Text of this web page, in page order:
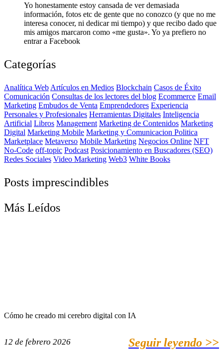
Yo honestamente estoy cansada de ver demasiada
información, fotos etc de gente que no conozco (y que no me
interesa conocer, ni dedicar mi tiempo) y que recibo dado que
mis amigos marcaron como «me gusta». Yo ya prefiero no
entrar a Facebook
Categorías
Analítica Web Artículos en Medios Blockchain Casos de Éxito
Comunicación Consultas de los lectores del blog Ecommerce Email
Marketing Embudos de Venta Emprendedores Experiencia
Personales y Profesionales Herramientas Digitales Inteligencia
Artificial Libros Management Marketing de Contenidos Marketing
Digital Marketing Mobile Marketing y Comunicacion Politica
Marketplace Metaverso Mobile Marketing Negocios Online NFT
No-Code off-topic Podcast Posicionamiento en Buscadores (SEO)
Redes Sociales Video Marketing Web3 White Books
Posts imprescindibles
Más Leídos
Cómo he creado mi cerebro digital con IA
12 de febrero 2026 Seguir leyendo >>